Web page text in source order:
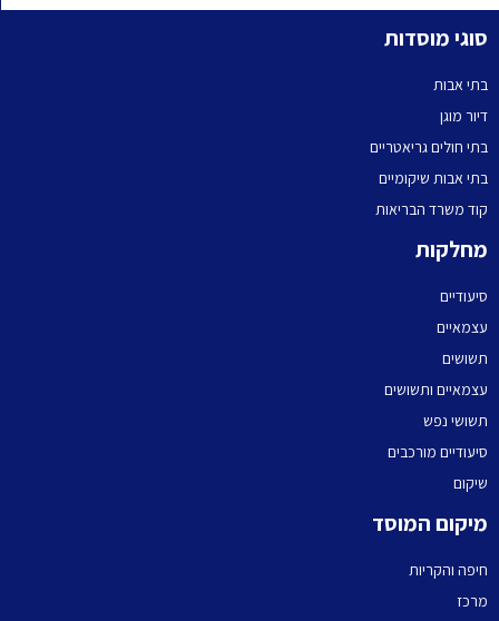
סוגי מוסדות
בתי אבות
דיור מוגן
בתי חולים גריאטריים
בתי אבות שיקומיים
קוד משרד הבריאות
מחלקות
סיעודיים
עצמאיים
תשושים
עצמאיים ותשושים
תשושי נפש
סיעודיים מורכבים
שיקום
מיקום המוסד
חיפה והקריות
מרכז